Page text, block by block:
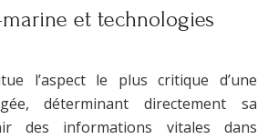
et technologies
l’aspect le plus critique d’une
déterminant directement sa
des informations vitales dans